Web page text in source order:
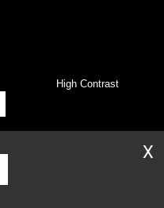
High Contrast
X